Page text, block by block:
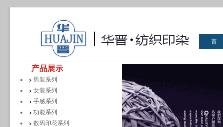
首
产品展示
男装系列
女装系列
手感系列
功能系列
数码印花系列